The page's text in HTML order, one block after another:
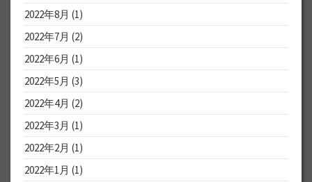
2022年8月 (1)
2022年7月 (2)
2022年6月 (1)
2022年5月 (3)
2022年4月 (2)
2022年3月 (1)
2022年2月 (1)
2022年1月 (1)